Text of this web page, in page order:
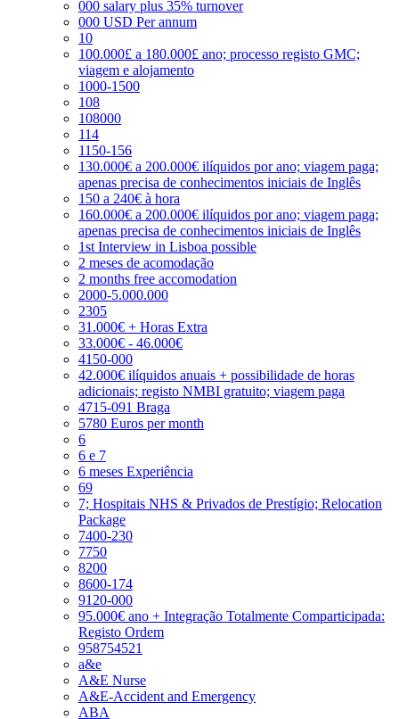
000 salary plus 35% turnover
000 USD Per annum
10
100.000£ a 180.000£ ano; processo registo GMC;
viagem e alojamento
1000-1500
108
108000
114
1150-156
130.000€ a 200.000€ ilíquidos por ano; viagem paga;
apenas precisa de conhecimentos iniciais de Inglês
150 a 240€ à hora
160.000€ a 200.000€ ilíquidos por ano; viagem paga;
apenas precisa de conhecimentos iniciais de Inglês
1st Interview in Lisboa possible
2 meses de acomodação
2 months free accomodation
2000-5.000.000
2305
31.000€ + Horas Extra
33.000€ - 46.000€
4150-000
42.000€ ilíquidos anuais + possibilidade de horas
adicionais; registo NMBI gratuito; viagem paga
4715-091 Braga
5780 Euros per month
6
6 e 7
6 meses Experiência
69
7; Hospitais NHS & Privados de Prestígio; Relocation
Package
7400-230
7750
8200
8600-174
9120-000
95.000€ ano + Integração Totalmente Comparticipada:
Registo Ordem
958754521
a&e
A&E Nurse
A&E-Accident and Emergency
ABA